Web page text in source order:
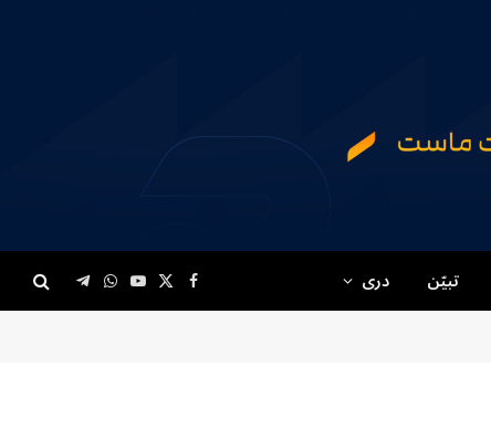
تبیّن دری Facebook
X
(Twitter)
YouTube
WhatsApp
Telegram